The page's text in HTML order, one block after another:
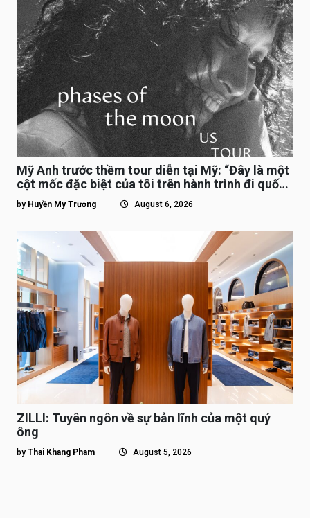
Mỹ Anh trước thềm tour diễn tại Mỹ: “Đây là một
cột mốc đặc biệt của tôi trên hành trình đi quốc
tế”
by Huyền My Trương August 6, 2026
ZILLI: Tuyên ngôn về sự bản lĩnh của một quý
ông
by Thai Khang Pham August 5, 2026